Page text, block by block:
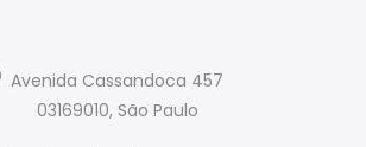
Avenida Cassandoca 457
03169010, São Paulo